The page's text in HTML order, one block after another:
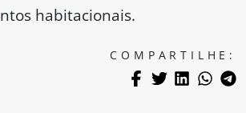
habitacionais.
COMPARTILHE: